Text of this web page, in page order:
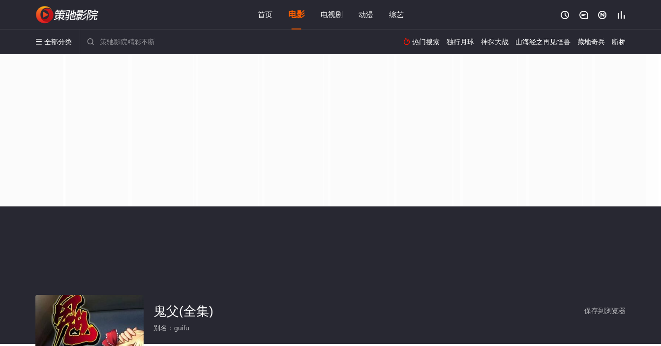
首页 电影 电视剧 动漫 综艺    
 全部分类   热门搜索 独行月球 神探大战 山海经之再见怪兽 藏地奇兵 断桥
保存到浏览器
鬼父(全集)
别名：guifu